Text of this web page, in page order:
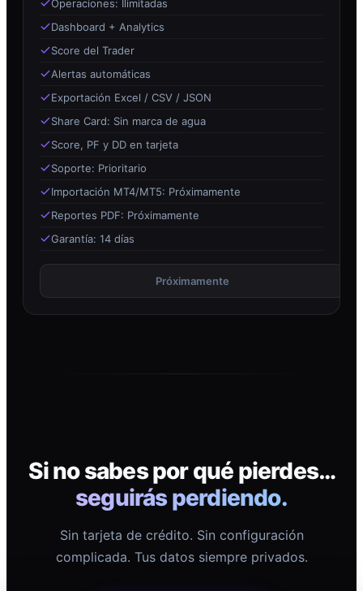
Operaciones: Ilimitadas
Dashboard + Analytics
Score del Trader
Alertas automáticas
Exportación Excel / CSV / JSON
Share Card: Sin marca de agua
Score, PF y DD en tarjeta
Soporte: Prioritario
Importación MT4/MT5: Próximamente
Reportes PDF: Próximamente
Garantía: 14 días
Próximamente
Si no sabes por qué pierdes…
seguirás perdiendo.
Sin tarjeta de crédito. Sin configuración
complicada. Tus datos siempre privados.